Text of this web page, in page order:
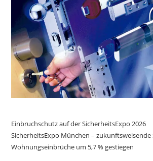
Einbruchschutz auf der SicherheitsExpo 2026
SicherheitsExpo München –
Wohnungseinbrüche um 5,7 % gestiegen